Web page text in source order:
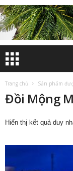
Trang chủ Sản phẩm
Đồi Mộng
Hiển thị kết quả duy